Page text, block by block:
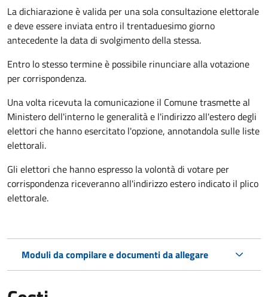
La dichiarazione è valida per una sola consultazione elettorale
e deve essere inviata entro il trentaduesimo giorno
antecedente la data di svolgimento della stessa.
Entro lo stesso termine è possibile rinunciare alla votazione
per corrispondenza.
Una volta ricevuta la comunicazione il Comune trasmette al
Ministero dell'interno le generalità e l'indirizzo all'estero degli
elettori che hanno esercitato l'opzione, annotandola sulle liste
elettorali.
Gli elettori che hanno espresso la volontà di votare per
corrispondenza riceveranno all'indirizzo estero indicato il plico
elettorale.
Moduli da compilare e documenti da allegare